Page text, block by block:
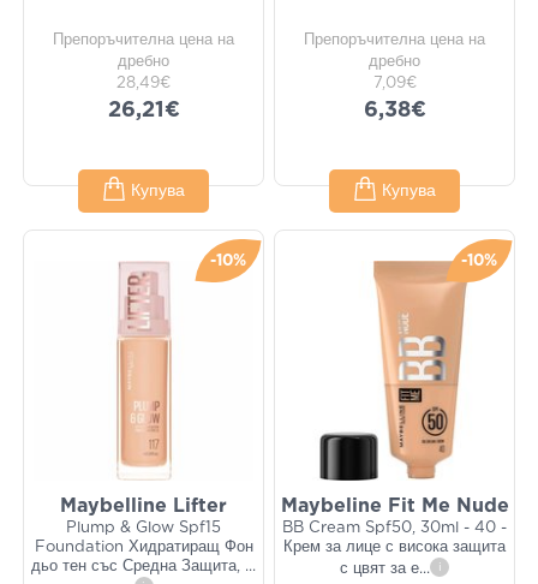
Препоръчителна цена на
дребно
28,49€
26,21€
Купува
Препоръчителна цена на
дребно
7,09€
6,38€
Купува
-10%
Maybelline Lifter
Plump & Glow Spf15
Foundation Хидратиращ Фон
дьо тен със Средна Защита, ...
-10%
Maybeline Fit Me Nude
BB Cream Spf50, 30ml - 40 -
Крем за лице с висока защита
с цвят за е... i